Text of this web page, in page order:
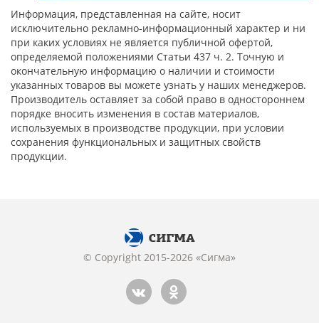
Информация, представленная на сайте, носит
исключительно рекламно-информационный характер и ни
при каких условиях не является публичной офертой,
определяемой положениями Статьи 437 ч. 2. Точную и
окончательную информацию о наличии и стоимости
указанных товаров вы можете узнать у наших менеджеров.
Производитель оставляет за собой право в одностороннем
порядке вносить изменения в состав материалов,
используемых в производстве продукции, при условии
сохранения функциональных и защитных свойств
продукции.
© Copyright 2015-2026 «Сигма»